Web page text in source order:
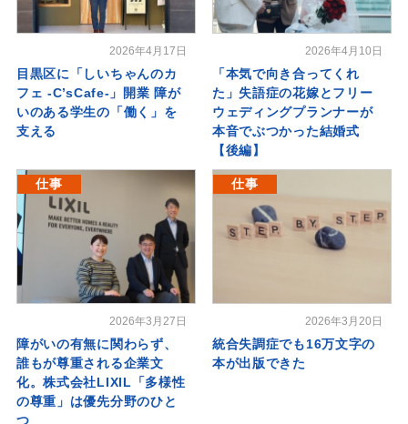
2026年4月17日
目黒区に「しいちゃんのカ
フェ -C’sCafe-」開業 障が
いのある学生の「働く」を
支える
2026年4月10日
「本気で向き合ってくれ
た」失語症の花嫁とフリー
ウェディングプランナーが
本音でぶつかった結婚式
【後編】
仕事
2026年3月27日
障がいの有無に関わらず、
誰もが尊重される企業文
化。株式会社LIXIL「多様性
の尊重」は優先分野のひと
つ
仕事
2026年3月20日
統合失調症でも16万文字の
本が出版できた